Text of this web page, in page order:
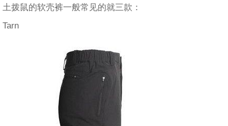
土拨鼠的软壳裤一般常见的就三款：
Tarn